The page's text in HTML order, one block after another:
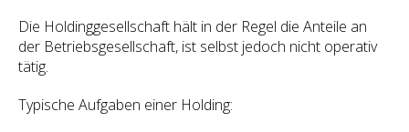
Die Holdinggesellschaft hält in der Regel die Anteile an
der Betriebsgesellschaft, ist selbst jedoch nicht operativ
tätig.
Typische Aufgaben einer Holding: